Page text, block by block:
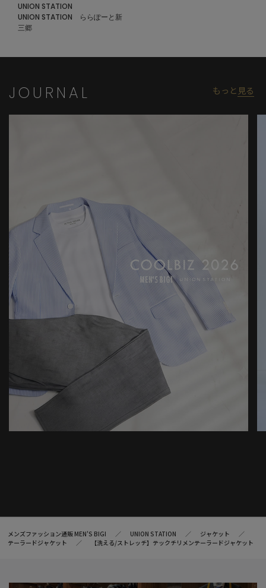
UNION STATION
UNION STATION ららぽーと新
三郷
JOURNAL もっと 見る
メンズファッション通販 MEN'S BIGI UNION STATION
ジャケット
テーラードジャケット
【洗える/ストレッチ】テックチリメンテーラードジャケット